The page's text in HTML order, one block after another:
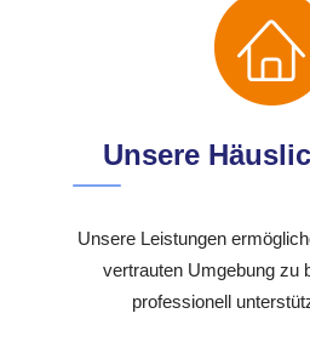
Unsere
Unsere Leistungen
vertrauten Umgebung zu
professionell